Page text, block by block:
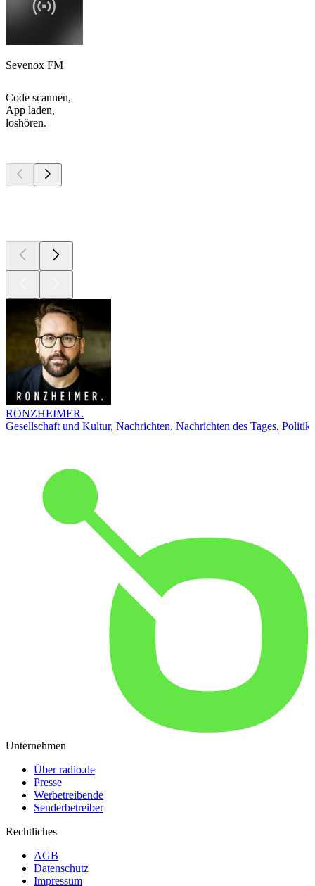
Sevenox FM
Code scannen,
App laden,
loshören.
RONZHEIMER.
Gesellschaft und Kultur, Nachrichten, Nachrichten des Tages, Politik
Unternehmen
Über radio.de
Presse
Werbetreibende
Senderbetreiber
Rechtliches
AGB
Datenschutz
Impressum